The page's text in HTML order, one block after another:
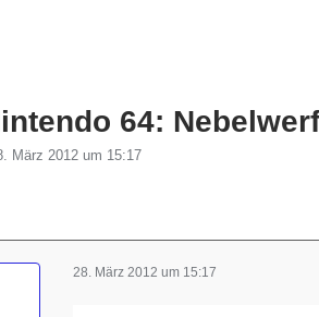
64:
März 2012 um 15:17
28. März 2012 um 15:17